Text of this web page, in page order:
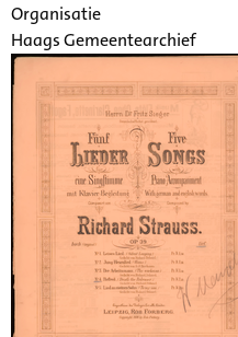
Organisatie
Haags Gemeentearchief